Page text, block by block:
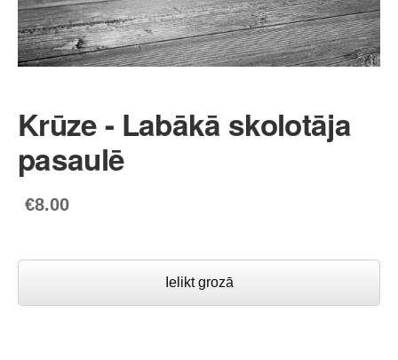
Krūze - Labākā skolotāja
pasaulē
€8.00
Ielikt grozā